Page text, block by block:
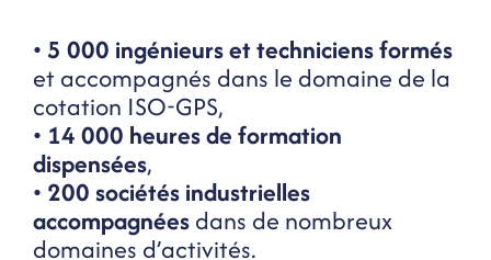
• 5 000 ingénieurs et techniciens formés
et accompagnés dans le domaine de la
cotation ISO-GPS,
• 14 000 heures de formation
dispensées,
• 200 sociétés industrielles
accompagnéesdans de nombreux
domaines d’activités.